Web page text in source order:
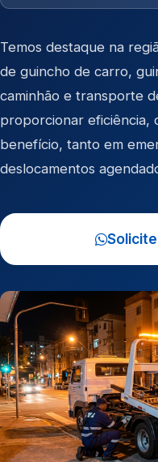
Temos destaque na
de guincho de carro,
caminhão e transporte
proporcionar eficiência,
benefício, tanto em
deslocamentos